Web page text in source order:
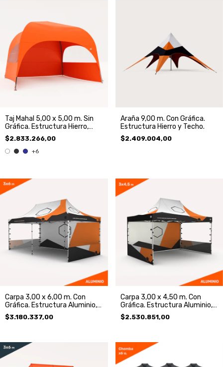
Taj Mahal 5,00 x 5,00 m. Sin
Gráfica. Estructura Hierro,
Techo y 3 Paredes.
$2.833.266,00
+6
Araña 9,00 m. Con Gráfica.
Estructura Hierro y Techo.
$2.409.004,00
Carpa 3,00 x 6,00 m. Con
Gráfica. Estructura Aluminio,
Techo y 3 Paredes.
$3.180.337,00
Carpa 3,00 x 4,50 m. Con
Gráfica. Estructura Aluminio,
Techo y 3 Paredes.
$2.530.851,00